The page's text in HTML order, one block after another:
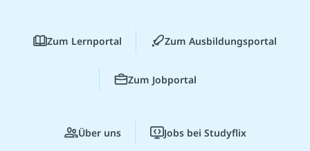
Zum Lernportal Zum Ausbildungsportal
Zum Jobportal
Über uns Jobs bei Studyflix